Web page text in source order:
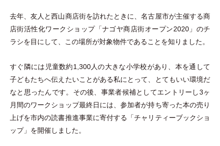
去年、友人と西山商店街を訪れたときに、名古屋市が主催する商
店街活性化ワークショップ「ナゴヤ商店街オープン2020」 のチ
ラシを目にして、この場所が対象物件であることを知りました。
すぐ隣には児童数約1,300人の大きな小学校があり、本を通して
子どもたちへ伝えたいことがある私にとって、とてもいい環境だ
なと思ったんです。その後、事業者候補としてエントリーし3ヶ
月間のワークショップ最終日には、参加者が持ち寄った本の売り
上げを市内の読書推進事業に寄付する 「チャリティーブックショ
ップ」 を開催しました。